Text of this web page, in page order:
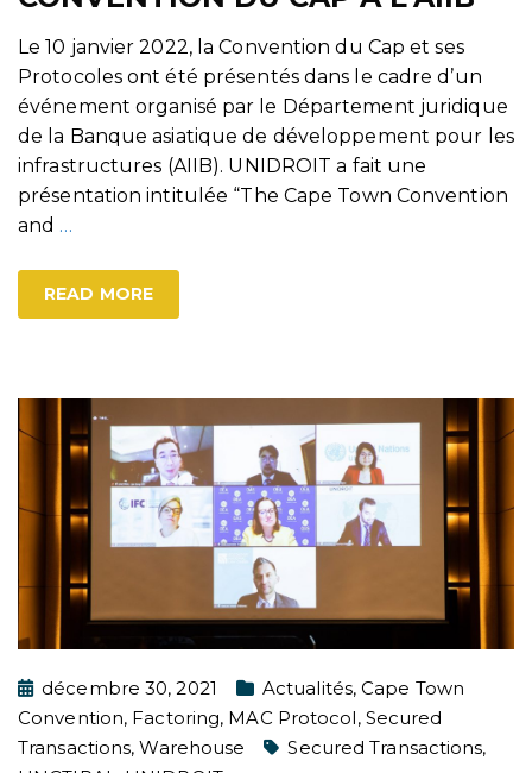
Le 10 janvier 2022, la Convention du Cap et ses
Protocoles ont été présentés dans le cadre d’un
événement organisé par le Département juridique
de la Banque asiatique de développement pour les
infrastructures (AIIB). UNIDROIT a fait une
présentation intitulée “The Cape Town Convention
and …
READ MORE
décembre 30, 2021 Actualités,Cape Town
Convention, Factoring, MAC Protocol, Secured
Transactions,Warehouse Secured Transactions,